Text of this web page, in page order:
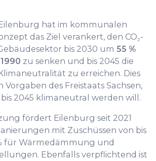
hat im kommunalen
das Ziel verankert, den CO₂-
bis 2030 um 55 %
zu senken und bis 2045 die
zu erreichen. Dies
Vorgaben des Freistaats Sachsen,
2045 klimaneutral werden will.
fördert Eilenburg seit 2021
mit Zuschüssen von bis
für Wärmedämmung und
Ebenfalls verpflichtend ist